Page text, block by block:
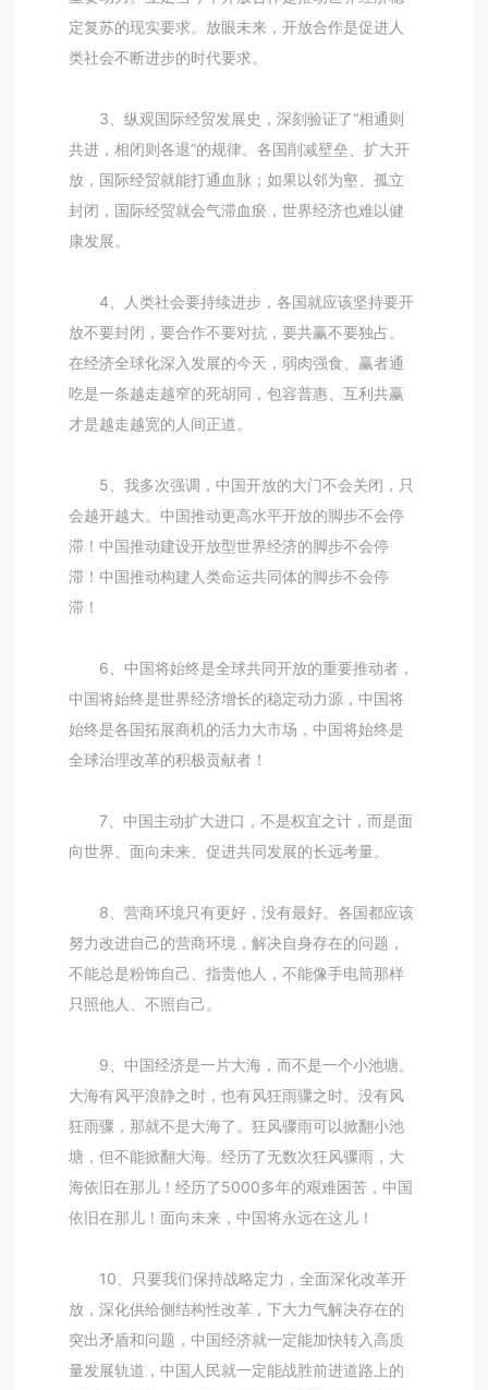
定复苏的现实要求。放眼未来，开放合作是促进人
类社会不断进步的时代要求。
3、纵观国际经贸发展史，深刻验证了“相通则
共进，相闭则各退”的规律。各国削减壁垒、扩大开
放，国际经贸就能打通血脉；如果以邻为壑、孤立
封闭，国际经贸就会气滞血瘀，世界经济也难以健
康发展。
4、人类社会要持续进步，各国就应该坚持要开
放不要封闭，要合作不要对抗，要共赢不要独占。
在经济全球化深入发展的今天，弱肉强食、赢者通
吃是一条越走越窄的死胡同，包容普惠、互利共赢
才是越走越宽的人间正道。
5、我多次强调，中国开放的大门不会关闭，只
会越开越大。中国推动更高水平开放的脚步不会停
滞！中国推动建设开放型世界经济的脚步不会停
滞！中国推动构建人类命运共同体的脚步不会停
滞！
6、中国将始终是全球共同开放的重要推动者，
中国将始终是世界经济增长的稳定动力源，中国将
始终是各国拓展商机的活力大市场，中国将始终是
全球治理改革的积极贡献者！
7、中国主动扩大进口，不是权宜之计，而是面
向世界、面向未来、促进共同发展的长远考量。
8、营商环境只有更好，没有最好。各国都应该
努力改进自己的营商环境，解决自身存在的问题，
不能总是粉饰自己、指责他人，不能像手电筒那样
只照他人、不照自己。
9、中国经济是一片大海，而不是一个小池塘。
大海有风平浪静之时，也有风狂雨骤之时。没有风
狂雨骤，那就不是大海了。狂风骤雨可以掀翻小池
塘，但不能掀翻大海。经历了无数次狂风骤雨，大
海依旧在那儿！经历了5000多年的艰难困苦，中国
依旧在那儿！面向未来，中国将永远在这儿！
10、只要我们保持战略定力，全面深化改革开
放，深化供给侧结构性改革，下大力气解决存在的
突出矛盾和问题，中国经济就一定能加快转入高质
量发展轨道，中国人民就一定能战胜前进道路上的